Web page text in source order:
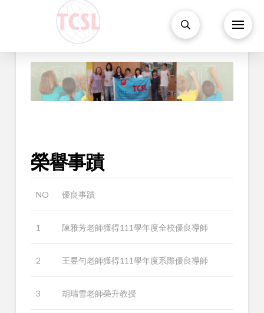
榮譽事蹟
NO 優良事蹟
1 陳雅芳老師獲得111學年度全校優良導師
2 王昱勻老師獲得111學年度系際優良導師
3 胡瑞雪老師榮升教授